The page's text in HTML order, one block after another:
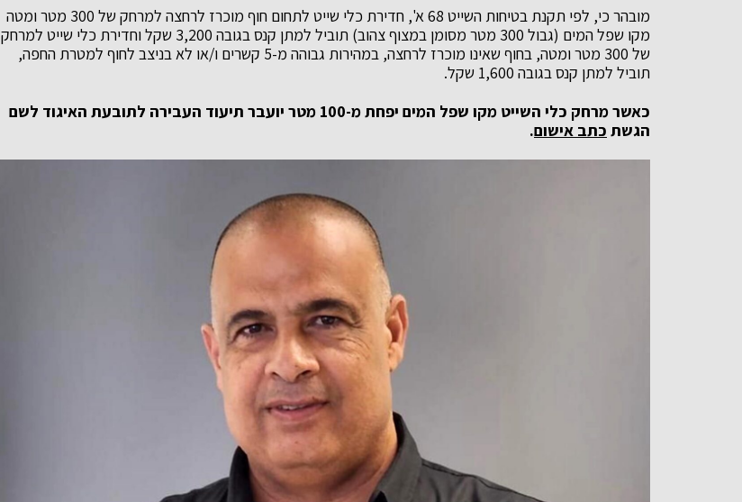
מובהר כי, לפי תקנת בטיחות השייט 68 א', חדירת כלי שייט לתחום חוף מוכרז לרחצה למרחק של 300 מטר ומטה
מקו שפל המים (גבול 300 מטר מסומן במצוף צהוב) תוביל למתן קנס בגובה 3,200 שקל וחדירת כלי שייט למרחק
של 300 מטר ומטה, בחוף שאינו מוכרז לרחצה, במהירות גבוהה מ-5 קשרים ו/או לא בניצב לחוף למטרת החפה,
תוביל למתן קנס בגובה 1,600 שקל.
כאשר מרחק כלי השייט מקו שפל המים יפחת מ-100 מטר יועבר תיעוד העבירה לתובעת האיגוד לשם
הגשת כתב אישום.